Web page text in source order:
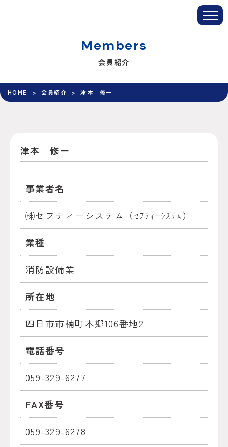
Members
会員紹介
HOME 会員紹介 津本 修一
津本 修一
事業者名
㈱セフティーシステム（ｾﾌﾃｨｰｼｽﾃﾑ）
業種
消防設備業
所在地
四日市市楠町本郷106番地2
電話番号
059-329-6277
FAX番号
059-329-6278